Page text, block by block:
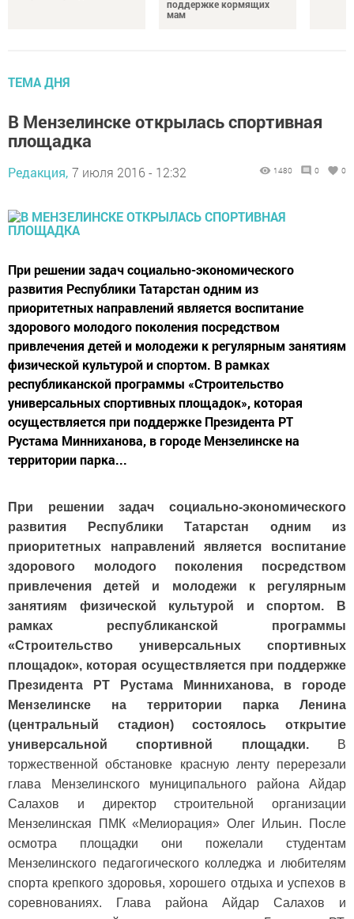
поддержке кормящих
мам
ТЕМА ДНЯ
В Мензелинске открылась спортивная
площадка
Редакция, 7 июля 2016 - 12:32 1480 0 0
При решении задач социально-экономического
развития Республики Татарстан одним из
приоритетных направлений является воспитание
здорового молодого поколения посредством
привлечения детей и молодежи к регулярным занятиям
физической культурой и спортом. В рамках
республиканской программы «Строительство
универсальных спортивных площадок», которая
осуществляется при поддержке Президента РТ
Рустама Минниханова, в городе Мензелинске на
территории парка...
При решении задач социально-экономического
развития Республики Татарстан одним из
приоритетных направлений является воспитание
здорового молодого поколения посредством
привлечения детей и молодежи к регулярным
занятиям физической культурой и спортом. В
рамках республиканской программы
«Строительство универсальных спортивных
площадок», которая осуществляется при поддержке
Президента РТ Рустама Минниханова, в городе
Мензелинске на территории парка Ленина
(центральный стадион) состоялось открытие
универсальной спортивной площадки.В
торжественной обстановке красную ленту перерезали
глава Мензелинского муниципального района Айдар
Салахов и директор строительной организации
Мензелинская ПМК «Мелиорация» Олег Ильин. После
осмотра площадки они пожелали студентам
Мензелинского педагогического колледжа и любителям
спорта крепкого здоровья, хорошего отдыха и успехов в
соревнованиях. Глава района Айдар Салахов и